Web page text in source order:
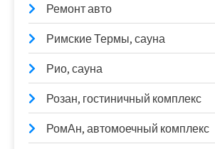
Ремонт авто
Римские Термы, сауна
Рио, сауна
Розан, гостиничный комплекс
РомАн, автомоечный комплекс